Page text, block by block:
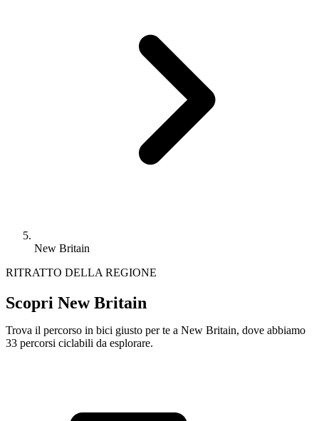
New Britain
RITRATTO DELLA REGIONE
Scopri New Britain
Trova il percorso in bici giusto per te a New Britain, dove abbiamo
33 percorsi ciclabili da esplorare.